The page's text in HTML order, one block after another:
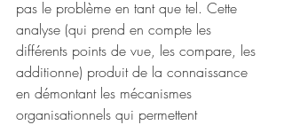
pas le problème en tant que tel. Cette
analyse (qui prend en compte les
différents points de vue, les compare, les
additionne) produit de la connaissance
en démontant les mécanismes
organisationnels qui permettent